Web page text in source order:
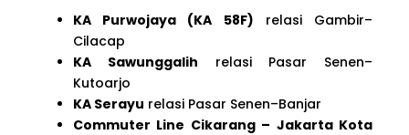
KA Purwojaya (KA 58F) relasi Gambir–
Cilacap
KA Sawunggalih relasi Pasar Senen–
Kutoarjo
KA Serayu relasi Pasar Senen–Banjar
Commuter Line Cikarang – Jakarta Kota